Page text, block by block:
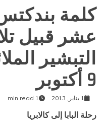
كلمة
عشر قبيل
التبشير
9 أكتوبر
1 يناير, 2013 1 min read
رحلة البابا إلى كالابريا